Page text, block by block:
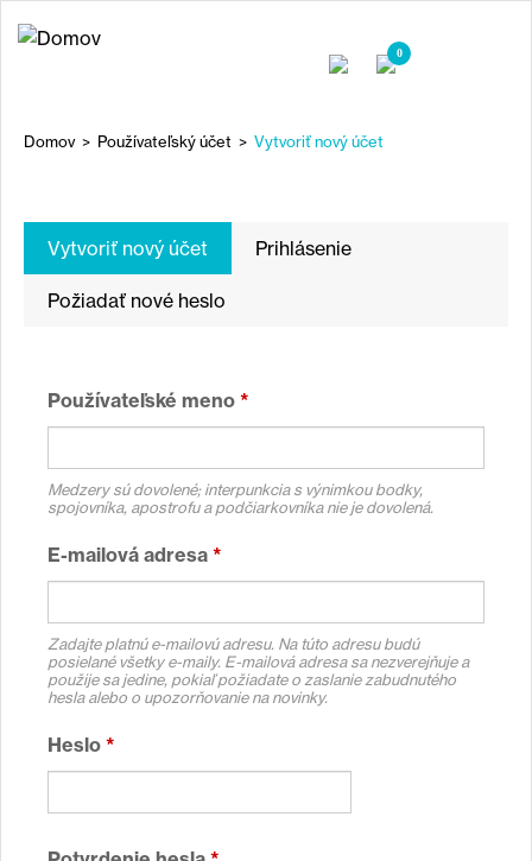
to
0
SA
TU
Domov > Používateľský účet > Vytvoriť nový účet
top
Vytvoriť nový účet (aktívna
karta)
Prihlásenie
Požiadať nové heslo
Používateľské meno *
Medzery sú dovolené; interpunkcia s výnimkou bodky,
spojovníka, apostrofu a podčiarkovníka nie je dovolená.
E-mailová adresa *
Zadajte platnú e-mailovú adresu. Na túto adresu budú
posielané všetky e-maily. E-mailová adresa sa nezverejňuje a
použije sa jedine, pokiaľ požiadate o zaslanie zabudnutého
hesla alebo o upozorňovanie na novinky.
Heslo *